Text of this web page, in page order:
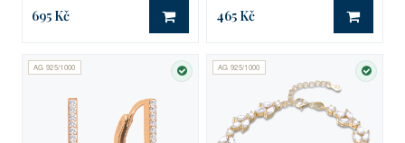
695 Kč DO KOŠÍKU
465 Kč DO
AG 925/1000
SKLADEM
AG 925/1000